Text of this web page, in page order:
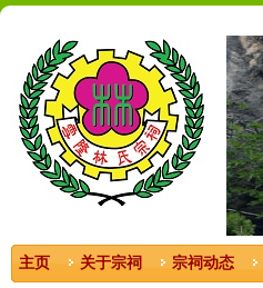
主页 关于宗祠 宗祠动态